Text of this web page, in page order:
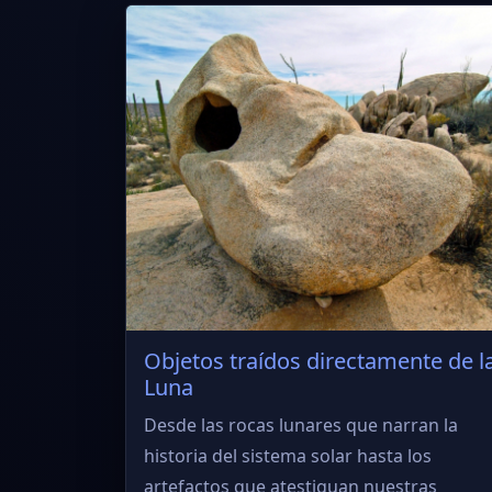
Objetos traídos directamente de
Luna
Desde las rocas lunares que narran la
historia del sistema solar hasta los
artefactos que atestiguan nuestras